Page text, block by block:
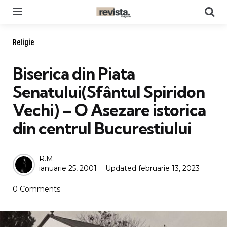
Categories
Religie
Biserica din Piata
Senatului(Sfântul Spiridon
Vechi) – O Asezare istorica
din centrul Bucurestiului
Posted
by
R.M.
ianuarie 25, 2001
Updated februarie 13, 2023
0 Comments